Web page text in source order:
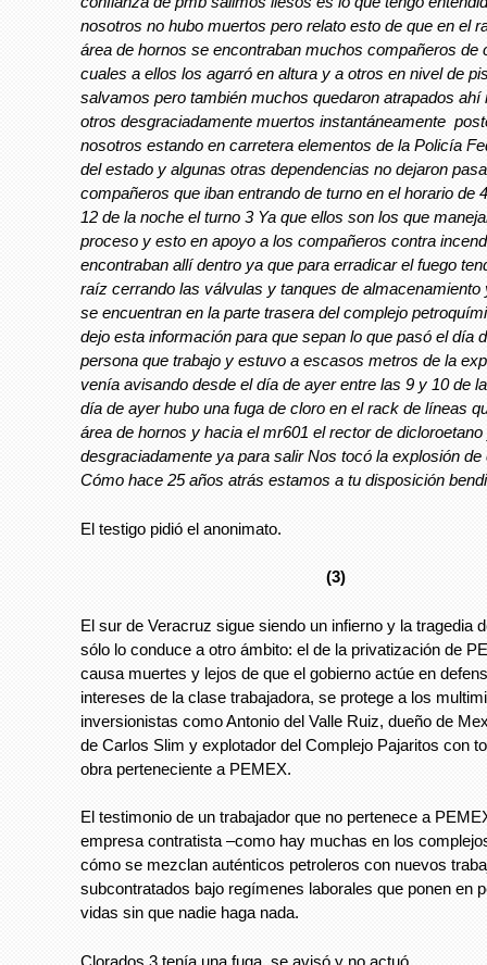
nosotros no hubo muertos pero relato esto de que en el
área de hornos se encontraban muchos compañeros de
cuales a ellos los agarró en altura y a otros en nivel de
salvamos pero también muchos quedaron atrapados ahí
otros desgraciadamente muertos instantáneamente
nosotros estando en carretera elementos de la Policía
del estado y algunas otras dependencias no dejaron
compañeros que iban entrando de turno en el horario de
12 de la noche el turno 3 Ya que ellos son los que
proceso y esto en apoyo a los compañeros contra
encontraban allí dentro ya que para erradicar el fuego
raíz cerrando las válvulas y tanques de almacenamiento
se encuentran en la parte trasera del complejo
dejo esta información para que sepan lo que pasó el día
persona que trabajo y estuvo a escasos metros de la
venía avisando desde el día de ayer entre las 9 y 10 de
día de ayer hubo una fuga de cloro en el rack de líneas
área de hornos y hacia el mr601 el rector de dicloroetano
desgraciadamente ya para salir Nos tocó la explosión de
Cómo hace 25 años atrás estamos a tu disposición
El testigo pidió el anonimato.
(3)
El sur de Veracruz sigue siendo un infierno y la tragedia
sólo lo conduce a otro ámbito: el de la privatización de
causa muertes y lejos de que el gobierno actúe en
intereses de la clase trabajadora, se protege a los
inversionistas como Antonio del Valle Ruiz, dueño de
de Carlos Slim y explotador del Complejo Pajaritos con
obra perteneciente a PEMEX.
El testimonio de un trabajador que no pertenece a
empresa contratista –como hay muchas en los
cómo se mezclan auténticos petroleros con nuevos
subcontratados bajo regímenes laborales que ponen en
vidas sin que nadie haga nada.
Clorados 3 tenía una fuga, se avisó y no actuó.